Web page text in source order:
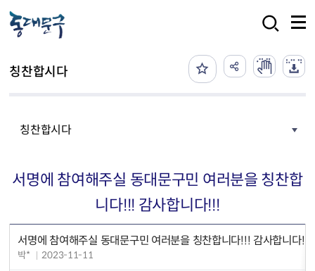
칭찬합시다
칭찬합시다
서명에 참여해주실 동대문구민 여러분을 칭찬합
니다!!! 감사합니다!!!
서명에 참여해주실 동대문구민 여러분을 칭찬합니다!!! 감사합니다!!!
박* 2023-11-11